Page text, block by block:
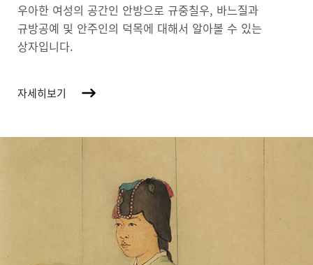
우아한 여성의 공간인 안방으로 규중칠우, 바느질과
규방공예 및 안주인의 덕목에 대해서 알아볼 수 있는
상자입니다.
자세히보기